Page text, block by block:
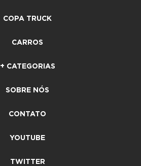
COPA TRUCK
CARROS
+ CATEGORIAS
SOBRE NÓS
CONTATO
YOUTUBE
TWITTER